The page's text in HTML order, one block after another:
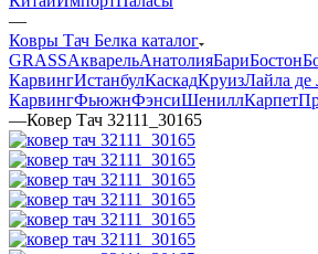
—
Ковры Тач Белка каталог
GRASSАкварельАнатолияБариБостон
КарвингИстанбулКаскадКруизЛайла
КарвингФьюжнФэнсиШениллКарпет
—Ковер Тач 32111_30165